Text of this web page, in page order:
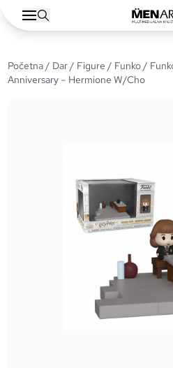
Početna/ Dar/ Figure / Funko/
Anniversary – Hermione W/Cho